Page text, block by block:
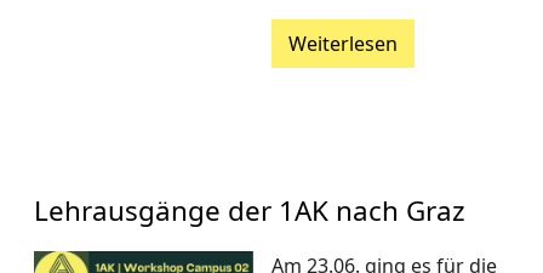
Weiterlesen
Lehrausgänge der 1AK nach Graz
Am 23.06. ging es für die